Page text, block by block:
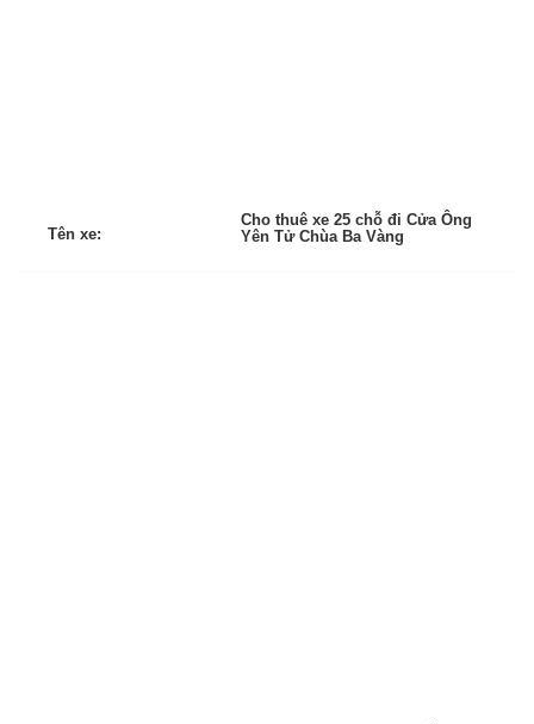
Tên xe:
Cho thuê xe 25 chỗ đi Cửa Ông
Yên Tử Chùa Ba Vàng